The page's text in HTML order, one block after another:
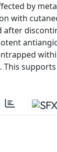
by
with